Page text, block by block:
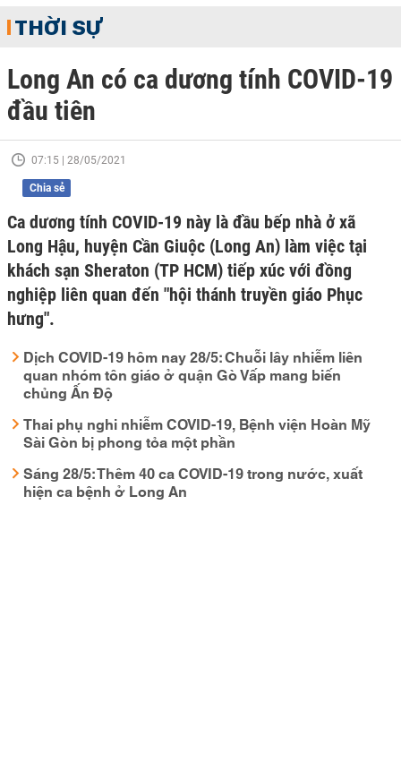
THỜI SỰ
Long An có ca dương tính COVID-19
đầu tiên
07:15 | 28/05/2021
Chia sẻ
Ca dương tính COVID-19 này là đầu bếp nhà ở xã
Long Hậu, huyện Cần Giuộc (Long An) làm việc tại
khách sạn Sheraton (TP HCM) tiếp xúc với đồng
nghiệp liên quan đến "hội thánh truyền giáo Phục
hưng".
Dịch COVID-19 hôm nay 28/5: Chuỗi lây nhiễm liên
quan nhóm tôn giáo ở quận Gò Vấp mang biến
chủng Ấn Độ
Thai phụ nghi nhiễm COVID-19, Bệnh viện Hoàn Mỹ
Sài Gòn bị phong tỏa một phần
Sáng 28/5: Thêm 40 ca COVID-19 trong nước, xuất
hiện ca bệnh ở Long An